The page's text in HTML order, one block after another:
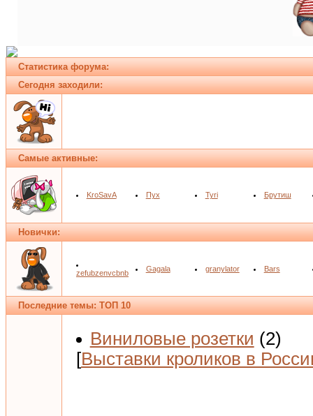
Статистика форума:
Сегодня заходили:
Самые активные:
KroSavA Пух Tyri Брутиш
Новички:
zefubzenvcbnb Gagala granylator Bars
Последние темы: ТОП 10
Виниловые розетки (2)
[Выставки кроликов в